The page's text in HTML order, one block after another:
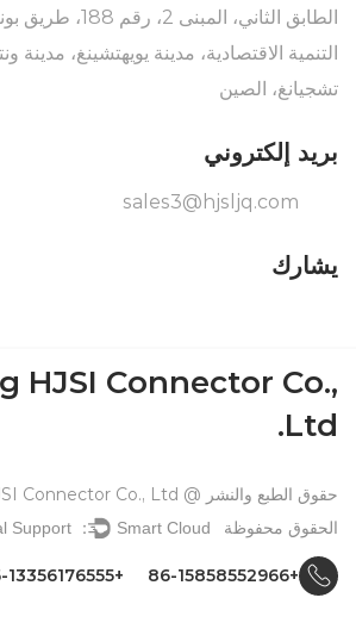
الطابق الثاني،
التنمية الاقتصادية، مدينة يويهتشينغ، مدينة
تشجيانغ، الصين
بريد إلكتروني
sales3@hjsljq.com
يشارك
HJSI Connector Co.,
Ltd.
الحقوق محفوظة
Support ： Smart Cloud
+86-15858552966
+86-13356176555